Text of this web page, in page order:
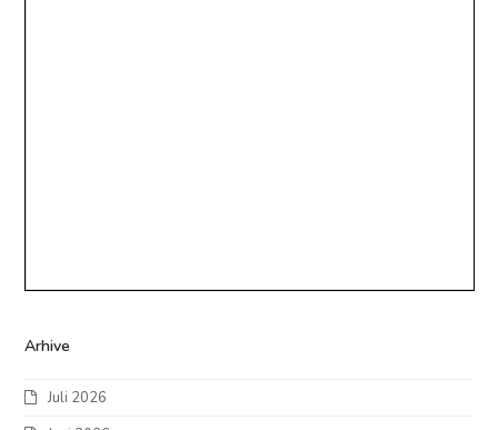
Arhive
Juli 2026